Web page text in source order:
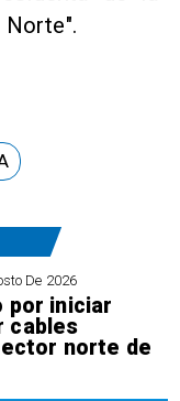
Norte".
De 2026
por iniciar
cables
norte de